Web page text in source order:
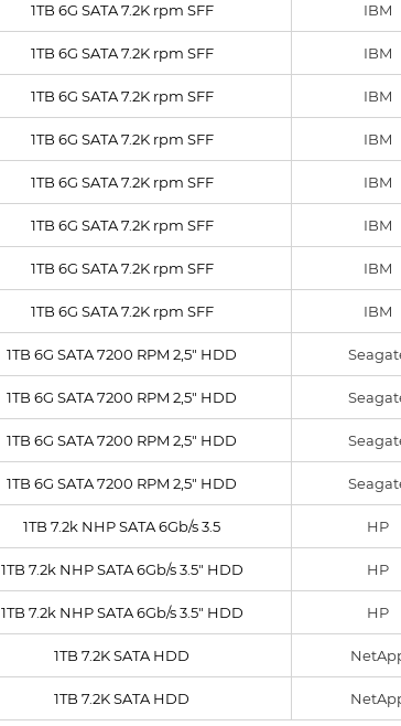
1TB 6G SATA 7.2K rpm SFF IBM
1TB 6G SATA 7.2K rpm SFF IBM
1TB 6G SATA 7.2K rpm SFF IBM
1TB 6G SATA 7.2K rpm SFF IBM
1TB 6G SATA 7.2K rpm SFF IBM
1TB 6G SATA 7.2K rpm SFF IBM
1TB 6G SATA 7.2K rpm SFF IBM
1TB 6G SATA 7.2K rpm SFF IBM
1TB 6G SATA 7200 RPM 2,5" HDD
1TB 6G SATA 7200 RPM 2,5" HDD
1TB 6G SATA 7200 RPM 2,5" HDD
1TB 6G SATA 7200 RPM 2,5" HDD
1TB 7.2k NHP SATA 6Gb/s 3.5 HP
1TB 7.2k NHP SATA 6Gb/s 3.5" HDD HP
1TB 7.2k NHP SATA 6Gb/s 3.5" HDD HP
1TB 7.2K SATA HDD
1TB 7.2K SATA HDD